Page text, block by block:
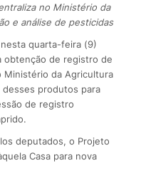
no Ministério da
e análise de pesticidas
quarta-feira (9)
obtenção de registro de
Ministério da Agricultura
desses produtos para
de registro
deputados, o Projeto
Casa para nova